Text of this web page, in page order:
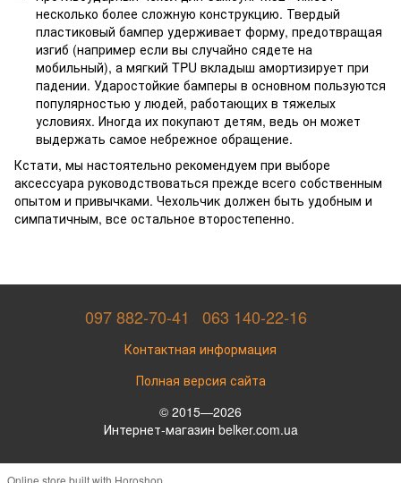
несколько более сложную конструкцию. Твердый
пластиковый бампер удерживает форму, предотвращая
изгиб (например если вы случайно сядете на
мобильный), а мягкий TPU вкладыш амортизирует при
падении. Ударостойкие бамперы в основном пользуются
популярностью у людей, работающих в тяжелых
условиях. Иногда их покупают детям, ведь он может
выдержать самое небрежное обращение.
Кстати, мы настоятельно рекомендуем при выборе
аксессуара руководствоваться прежде всего собственным
опытом и привычками. Чехольчик должен быть удобным и
симпатичным, все остальное второстепенно.
097 882-70-41 063 140-22-16
Контактная информация
Полная версия сайта
© 2015—2026
Интернет-магазин belker.com.ua
Online store built with Horoshop